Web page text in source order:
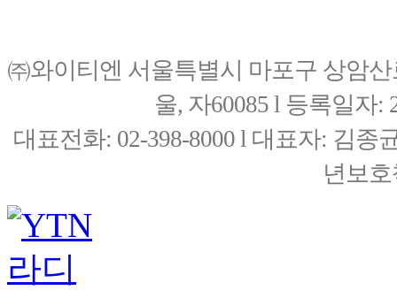
㈜와이티엔 서울특별시 마포구 상암
울, 자60085 l 등록일자:
대표전화: 02-398-8000 l 대표자: 김종
년보